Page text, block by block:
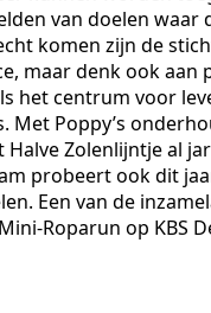
van doelen waar
komen zijn de
maar denk ook aan
het centrum voor
Met Poppy’s
Halve Zolenlijntje al
probeert ook dit
Een van de
Roparun op KBS